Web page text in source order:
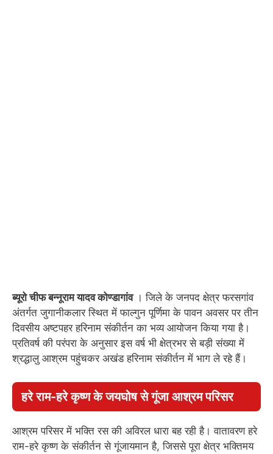
ब्यूरो चीफ बन्नूराम यादव कोण्डागांव। जिले के जनपद क्षेत्र फरसगांव
अंतर्गत जुगानीकलार स्थित में फाल्गुन पूर्णिमा के पावन अवसर पर तीन
दिवसीय अष्टपहर हरिनाम संकीर्तन का भव्य आयोजन किया गया है।
प्रतिवर्ष की परंपरा के अनुसार इस वर्ष भी क्षेत्रभर से बड़ी संख्या में
श्रद्धालु आश्रम पहुंचकर अखंड हरिनाम संकीर्तन में भाग ले रहे हैं।
हरे राम-हरे कृष्ण के जयघोष से गूंजा आश्रम परिसर
आश्रम परिसर में भक्ति रस की अविरल धारा बह रही है। वातावरण हरे
राम-हरे कृष्ण के संकीर्तन से गूंजायमान है, जिससे पूरा क्षेत्र भक्तिमय